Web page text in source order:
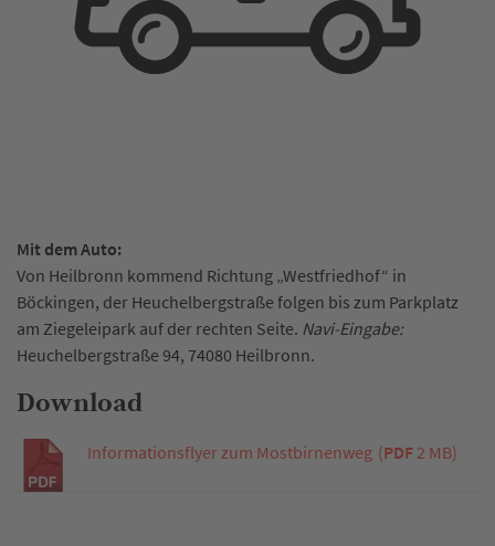
Mit dem Auto:
Von Heilbronn kommend Richtung „Westfriedhof“ in
Böckingen, der Heuchelbergstraße folgen bis zum Parkplatz
am Ziegeleipark auf der rechten Seite. Navi-Eingabe:
Heuchelbergstraße 94, 74080 Heilbronn.
Download
Informationsflyer zum Mostbirnenweg (PDF 2 MB)